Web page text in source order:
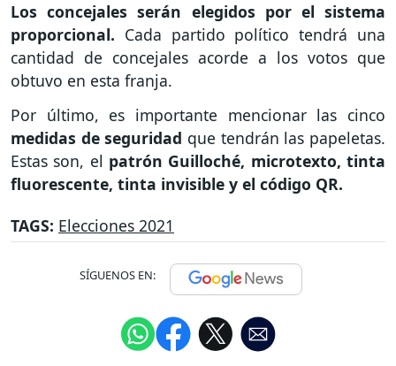
Los concejales serán elegidos por el sistema
proporcional. Cada partido político tendrá una
cantidad de concejales acorde a los votos que
obtuvo en esta franja.
Por último, es importante mencionar las cinco
medidas de seguridad que tendrán las papeletas.
Estas son, el patrón Guilloché, microtexto, tinta
fluorescente, tinta invisible y el código QR.
TAGS: Elecciones 2021
SÍGUENOS EN: